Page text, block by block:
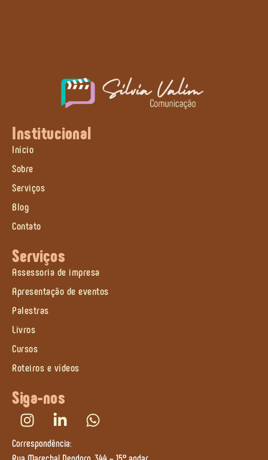
Institucional
Início
Sobre
Serviços
Blog
Contato
Serviços
Assessoria de impresa
Apresentação de eventos
Palestras
Livros
Cursos
Roteiros e vídeos
Siga-nos
Correspondência:
Rua Marechal Deodoro, 344 – 15º andar